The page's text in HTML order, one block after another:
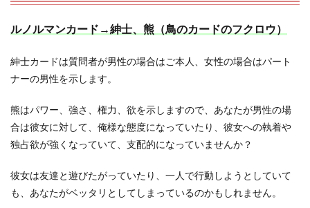
ルノルマンカード→紳士、熊（鳥のカードのフクロウ）
紳士カードは質問者が男性の場合はご本人、女性の場合はパート
ナーの男性を示します。
熊はパワー、強さ、権力、欲を示しますので、あなたが男性の場
合は彼女に対して、俺様な態度になっていたり、彼女への執着や
独占欲が強くなっていて、支配的になっていませんか？
彼女は友達と遊びたがっていたり、一人で行動しようとしていて
も、あなたがベッタリとしてしまっているのかもしれません。